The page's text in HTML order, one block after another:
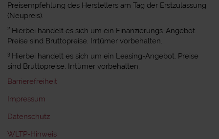
Preisempfehlung des Herstellers am Tag der Erstzulassung
(Neupreis).
2 Hierbei handelt es sich um ein Finanzierungs-Angebot.
Preise sind Bruttopreise. Irrtümer vorbehalten.
3 Hierbei handelt es sich um ein Leasing-Angebot. Preise
sind Bruttopreise. Irrtümer vorbehalten.
Barrierefreiheit
Impressum
Datenschutz
WLTP-Hinweis